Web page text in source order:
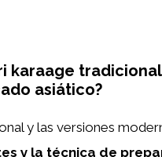
karaage tradicional
asiático?
y las versiones
y la técnica de